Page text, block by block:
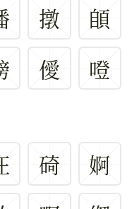
撴
䫁
僾 噔
碕
婀